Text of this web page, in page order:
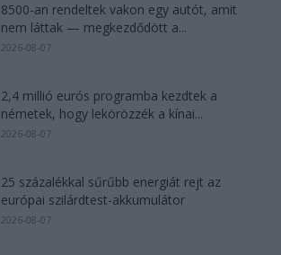
8500-an rendeltek vakon egy autót, amit
nem láttak — megkezdődött a...
2026-08-07
2,4 millió eurós programba kezdtek a
németek, hogy lekörözzék a kínai...
2026-08-07
25 százalékkal sűrűbb energiát rejt az
európai szilárdtest-akkumulátor
2026-08-07